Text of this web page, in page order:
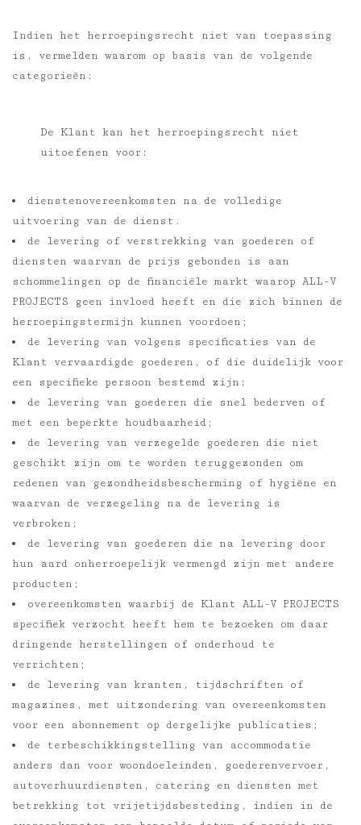
Indien het herroepingsrecht niet van toepassing
is, vermelden waarom op basis van de volgende
categorieën :
De Klant kan het herroepingsrecht niet
uitoefenen voor:
dienstenovereenkomsten na de volledige
uitvoering van de dienst.
de levering of verstrekking van goederen of
diensten waarvan de prijs gebonden is aan
schommelingen op de financiële markt waarop ALL-V
PROJECTS geen invloed heeft en die zich binnen de
herroepingstermijn kunnen voordoen;
de levering van volgens specificaties van de
Klant vervaardigde goederen, of die duidelijk voor
een specifieke persoon bestemd zijn;
de levering van goederen die snel bederven of
met een beperkte houdbaarheid;
de levering van verzegelde goederen die niet
geschikt zijn om te worden teruggezonden om
redenen van gezondheidsbescherming of hygiëne en
waarvan de verzegeling na de levering is
verbroken;
de levering van goederen die na levering door
hun aard onherroepelijk vermengd zijn met andere
producten;
overeenkomsten waarbij de Klant ALL-V PROJECTS
specifiek verzocht heeft hem te bezoeken om daar
dringende herstellingen of onderhoud te
verrichten;
de levering van kranten, tijdschriften of
magazines, met uitzondering van overeenkomsten
voor een abonnement op dergelijke publicaties;
de terbeschikkingstelling van accommodatie
anders dan voor woondoeleinden, goederenvervoer,
autoverhuurdiensten, catering en diensten met
betrekking tot vrijetijdsbesteding, indien in de